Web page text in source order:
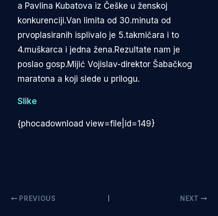
a Pavlina Kubatova iz Češke u ženskoj
konkurenciji.Van limita od 30.minuta od
prvoplasiranih isplivalo je 5.takmičara i to
4.muškarca i jedna žena.Rezultate nam je
poslao gosp.Mijić Vojislav-direktor Šabačkog
maratona a koji slede u prilogu.
Slike
{phocadownload view=file|id=149}
PREVIOUS NEXT